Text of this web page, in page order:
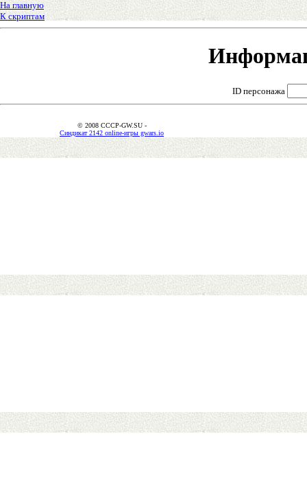
На главную
К скриптам
ID персонажа
© 2008 CCCP-GW.SU -
Синдикат 2142 online-игры gwars.io